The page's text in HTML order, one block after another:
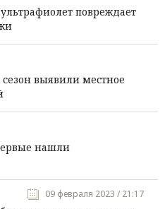
повреждает
выявили местное
нашли
09 февраля 2023 / 21:17